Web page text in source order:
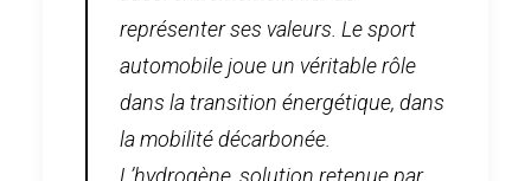
représenter ses valeurs. Le sport
automobile joue un véritable rôle
dans la transition énergétique, dans
la mobilité décarbonée.
L’hydrogène, solution retenue par